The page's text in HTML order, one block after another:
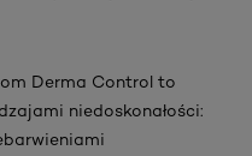
Derma Control to
niedoskonałości: